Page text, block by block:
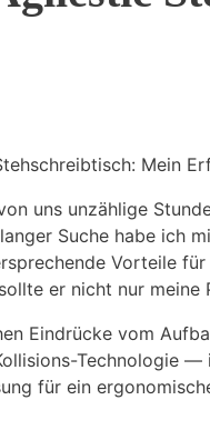
Mein
uns unzählige
Suche habe ich
Vorteile
er nicht nur
Eindrücke vom
Technologie
für ein